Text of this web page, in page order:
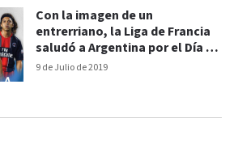
9 de Julio de 2019
Con la imagen de un
entrerriano, la Liga de Francia
saludó a Argentina por el Día de
la Independencia